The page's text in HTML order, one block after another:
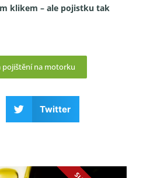
klikem – ale pojistku tak
pojištění na motorku
Twitter